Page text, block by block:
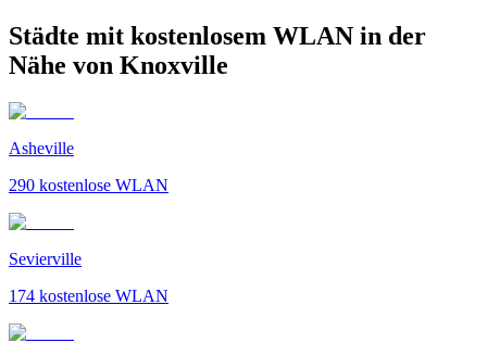
Städte mit kostenlosem WLAN in der
Nähe von Knoxville
Asheville
290 kostenlose WLAN
Sevierville
174 kostenlose WLAN